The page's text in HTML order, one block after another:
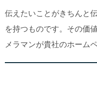
伝えたいことがきちんと
を持つものです。その価
メラマンが貴社のホーム